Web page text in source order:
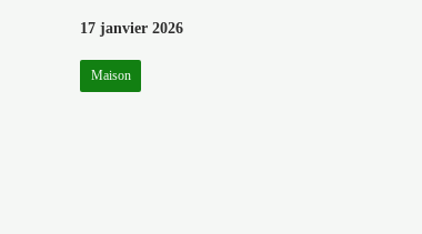
17 janvier 2026
Maison